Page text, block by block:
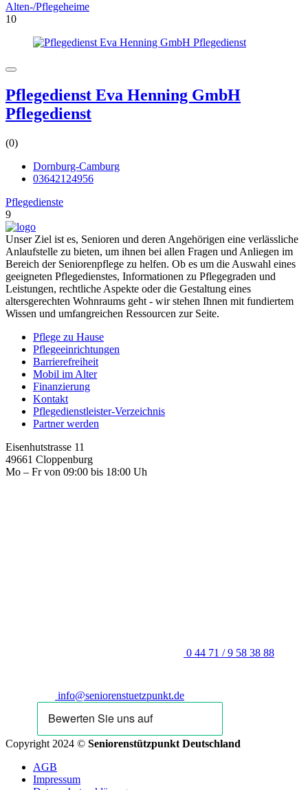
Alten-/Pflegeheime
10
Pflegedienst Eva Henning GmbH
Pflegedienst
(0)
Dornburg-Camburg
03642124956
Pflegedienste
9
Unser Ziel ist es, Senioren und deren Angehörigen eine verlässliche
Anlaufstelle zu bieten, um ihnen bei allen Fragen und Anliegen im
Bereich der Seniorenpflege zu helfen. Ob es um die Auswahl eines
geeigneten Pflegedienstes, Informationen zu Pflegegraden und
Leistungen, rechtliche Aspekte oder die Gestaltung eines
altersgerechten Wohnraums geht - wir stehen Ihnen mit fundiertem
Wissen und umfangreichen Ressourcen zur Seite.
Pflege zu Hause
Pflegeeinrichtungen
Barrierefreiheit
Mobil im Alter
Finanzierung
Kontakt
Pflegedienstleister-Verzeichnis
Partner werden
Eisenhutstrasse 11
49661 Cloppenburg
Mo – Fr von 09:00 bis 18:00 Uh
0 44 71 / 9 58 38 88
info@seniorenstuetzpunkt.de
Copyright 2024 © Seniorenstützpunkt Deutschland
AGB
Impressum